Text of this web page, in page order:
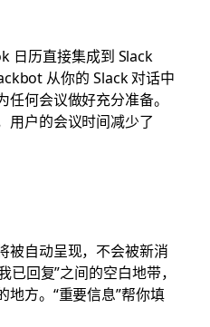
日历直接集成到 Slack
从你的 Slack 对话中
何会议做好充分准备。
用户的会议时间减少了
被自动呈现，不会被新消
已回复”之间的空白地带，
地方。“重要信息”帮你填